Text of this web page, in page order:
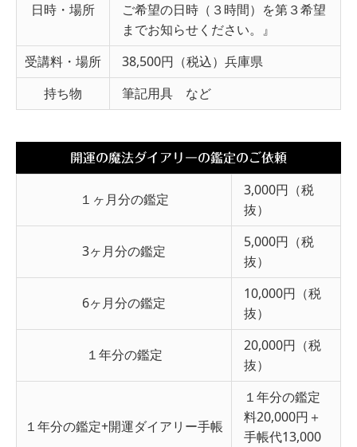
日時・場所
ご希望の日時（３時間）を第３希望
までお知らせください。』
受講料・場所
38,500円（税込）兵庫県
持ち物
筆記用具 など
開運の魔法ダイアリーの鑑定のご依頼
１ヶ月分の鑑定
3,000円（税
抜）
3ヶ月分の鑑定
5,000円（税
抜）
6ヶ月分の鑑定
10,000円（税
抜）
１年分の鑑定
20,000円（税
抜）
１年分の鑑定+開運ダイアリー手帳
１年分の鑑定
料20,000円＋
手帳代13,000